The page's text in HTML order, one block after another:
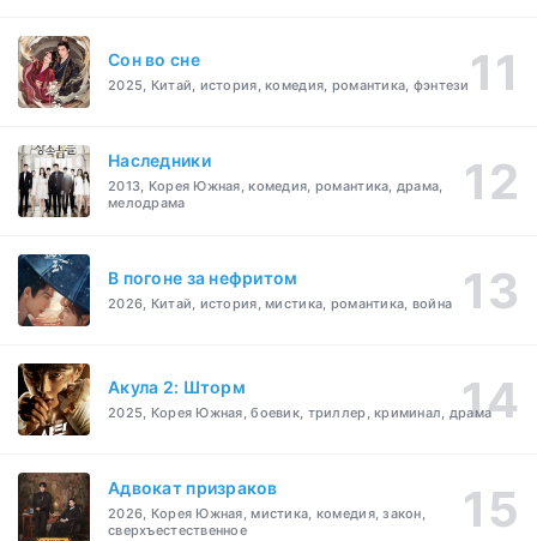
Cон во сне
2025, Китай, история, комедия, романтика, фэнтези
Наследники
2013, Корея Южная, комедия, романтика, драма,
мелодрама
В погоне за нефритом
2026, Китай, история, мистика, романтика, война
Акула 2: Шторм
2025, Корея Южная, боевик, триллер, криминал, драма
Адвокат призраков
2026, Корея Южная, мистика, комедия, закон,
сверхъестественное